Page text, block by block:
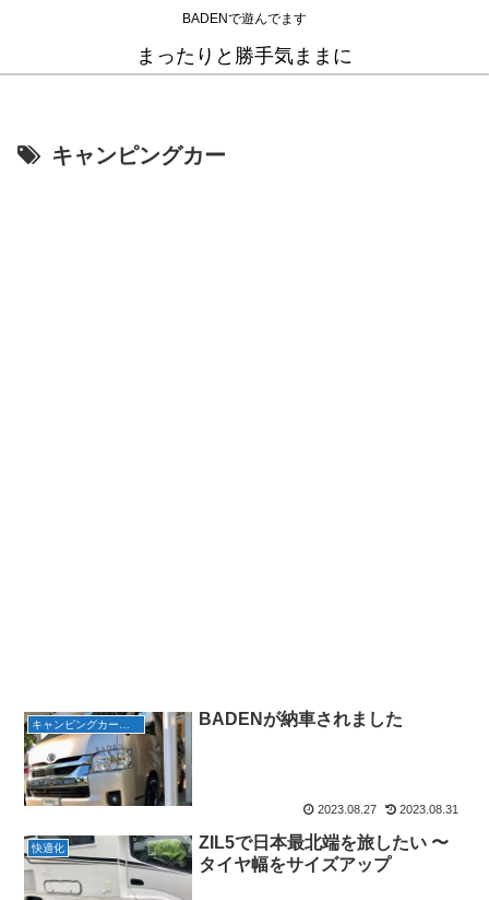
BADENで遊んでます
まったりと勝手気ままに
キャンピングカー
BADENが納車されました
2023.08.27 2023.08.31
快適化
ZIL5で日本最北端を旅したい 〜
タイヤ幅をサイズアップ